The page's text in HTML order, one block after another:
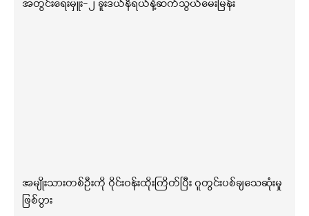
အတွင်းရေးမှူး-၂ ခူးဒယ်နီရယ်နဲ့ဆက်သွယ်မေးမြန်း
အမျိုးသားတစ်ဦးကို ဝိုင်းဝန်းထိုးကြိတ်ပြီး ဂူတွင်းပစ်ချသေဆုံးမှု
ဖြစ်ပွား